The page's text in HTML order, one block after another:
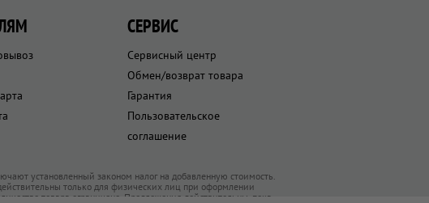
СЕРВИС
Сервисный центр
Обмен/возврат товара
Гарантия
Пользовательское
соглашение
установленный законом налог на добавленную стоимость.
только для физических лиц при оформлении
товара ограничено. Предложения действительны, пока